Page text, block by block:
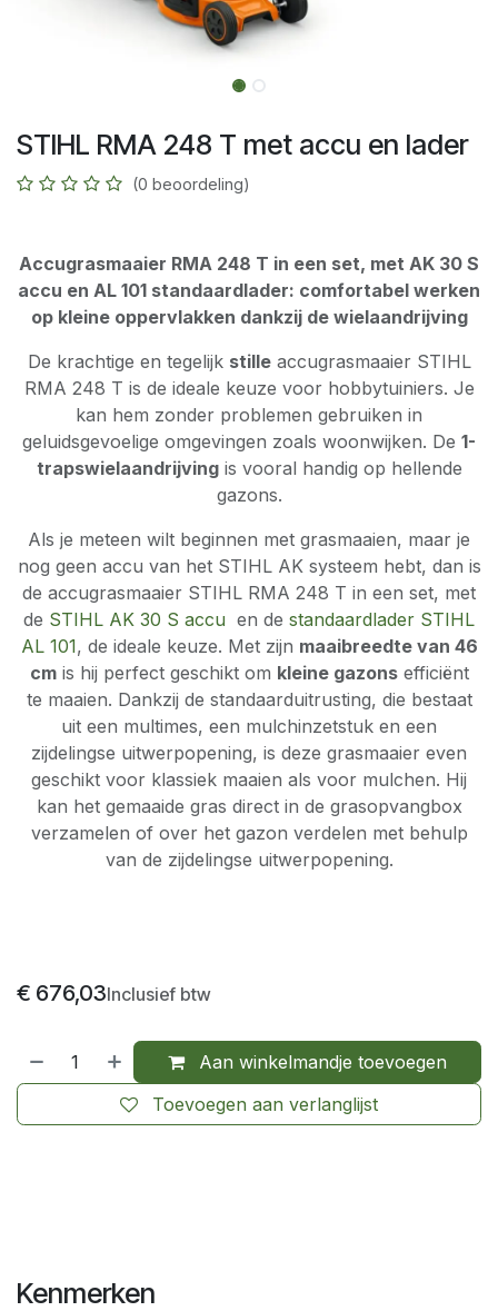
STIHL RMA 248 T met accu en lader
(0 beoordeling)
Accugrasmaaier RMA 248 T in een set, met AK 30 S
accu en AL 101 standaardlader: comfortabel werken
op kleine oppervlakken dankzij de wielaandrijving
De krachtige en tegelijk stilleaccugrasmaaier STIHL
RMA 248 T is de ideale keuze voor hobbytuiniers. Je
kan hem zonder problemen gebruiken in
geluidsgevoelige omgevingen zoals woonwijken. De 1-
trapswielaandrijvingis vooral handig op hellende
gazons.
Als je meteen wilt beginnen met grasmaaien, maar je
nog geen accu van het STIHL AK systeem hebt, dan is
de accugrasmaaier STIHL RMA 248 T in een set, met
de STIHL AK 30 S accu en de standaardlader STIHL
AL 101, de ideale keuze. Met zijn maaibreedte van 46
cmis hij perfect geschikt om kleine gazonsefficiënt
te maaien. Dankzij de standaarduitrusting, die bestaat
uit een multimes, een mulchinzetstuk en een
zijdelingse uitwerpopening, is deze grasmaaier even
geschikt voor klassiek maaien als voor mulchen. Hij
kan het gemaaide gras direct in de grasopvangbox
verzamelen of over het gazon verdelen met behulp
van de zijdelingse uitwerpopening.
€ 676,03Inclusief btw
Aan winkelmandje toevoegen
Toevoegen aan verlanglijst
Kenmerken